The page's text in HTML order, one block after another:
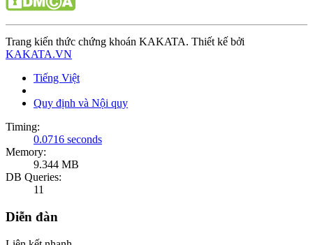
Trang kiến thức chứng khoán KAKATA. Thiết kế bởi
KAKATA.VN
Tiếng Việt
Quy định và Nội quy
Timing:
0.0716 seconds
Memory:
9.344 MB
DB Queries:
11
Diễn đàn